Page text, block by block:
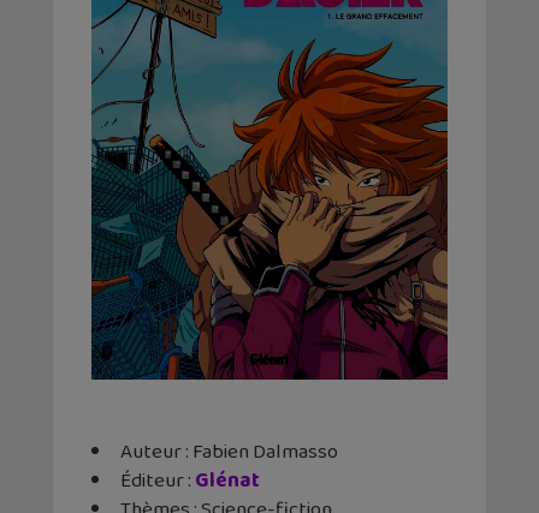
Auteur : Fabien Dalmasso
Éditeur ‏: ‎Glénat